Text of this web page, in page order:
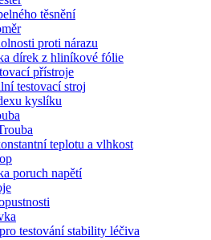
těsnění
proti nárazu
dírek z hliníkové fólie
přístroje
testovací stroj
kyslíku
teplotu a vlhkost
poruch napětí
testování stability léčiva